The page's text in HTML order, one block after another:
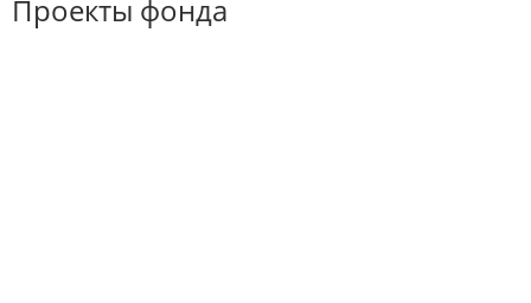
Проекты фонда